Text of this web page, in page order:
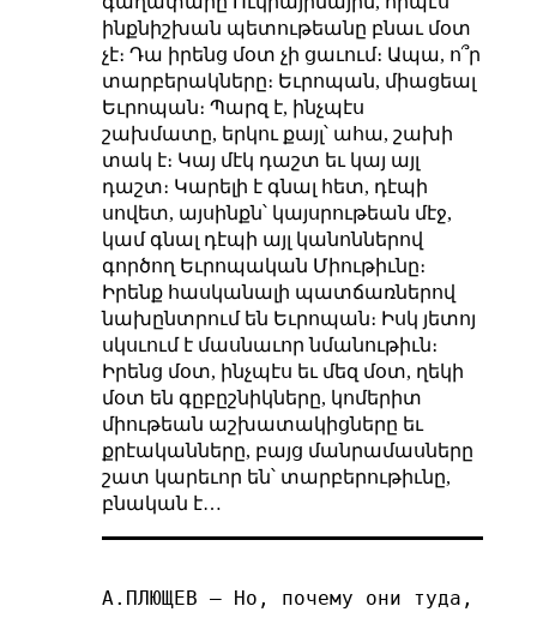
ինքնիշխան պետութեանը բնաւ մօտ
չէ։ Դա իրենց մօտ չի ցաւում։ Ապա, ո՞ր
տարբերակները։ Եւրոպան, միացեալ
Եւրոպան։ Պարզ է, ինչպէս
շախմատը, երկու քայլ՝ ահա, շախի
տակ է։ Կայ մէկ դաշտ եւ կայ այլ
դաշտ։ Կարելի է գնալ հետ, դէպի
սովետ, այսինքն՝ կայսրութեան մէջ,
կամ գնալ դէպի այլ կանոններով
գործող Եւրոպական Միութիւնը։
Իրենք հասկանալի պատճառներով
նախընտրում են Եւրոպան։ Իսկ յետոյ
սկսւում է մասնաւոր նմանութիւն։
Իրենց մօտ, ինչպէս եւ մեզ մօտ, ղեկի
մօտ են գըբըշնիկները, կոմերիտ
միութեան աշխատակիցները եւ
քրէականները, բայց մանրամասները
շատ կարեւոր են՝ տարբերութիւնը,
բնական է…
А.ПЛЮЩЕВ – Но, почему они туда, а мы